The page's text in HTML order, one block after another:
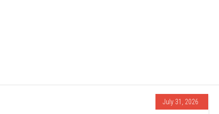
July 31, 2026